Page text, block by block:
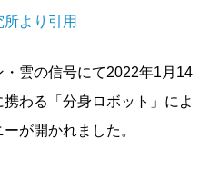
より引用
雲の信号にて2022年1月14
わる「分身ロボット」によ
が開かれました。